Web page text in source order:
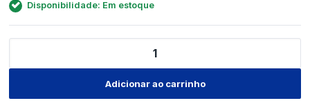
era:
atual
é:
R$75,20.
Disponibilidade: Em estoque
Raios
-
Adicionar ao carrinho